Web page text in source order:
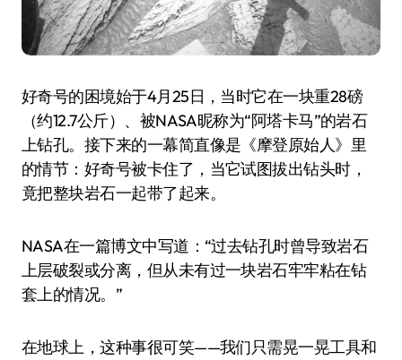
好奇号的困境始于4月25日，当时它在一块重28磅
（约12.7公斤）、被NASA昵称为“阿塔卡马”的岩石
上钻孔。接下来的一幕简直像是《摩登原始人》里
的情节：好奇号被卡住了，当它试图拔出钻头时，
竟把整块岩石一起带了起来。
NASA在一篇博文中写道：“过去钻孔时曾导致岩石
上层破裂或分离，但从未有过一块岩石牢牢粘在钻
套上的情况。”
在地球上，这种事很可笑——我们只需晃一晃工具和